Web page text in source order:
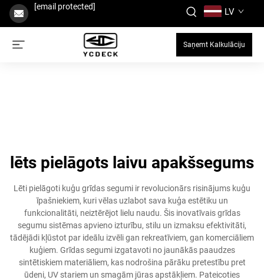
[email protected] LV
Saņemt Kalkulāciju
lēts pielāgots laivu apakšsegums
Lēti pielāgoti kuģu grīdas segumi ir revolucionārs risinājums kuģu
īpašniekiem, kuri vēlas uzlabot sava kuģa estētiku un
funkcionalitāti, neiztērējot lielu naudu. Šis inovatīvais grīdas
segumu sistēmas apvieno izturību, stilu un izmaksu efektivitāti,
tādējādi kļūstot par ideālu izvēli gan rekreatīviem, gan komerciāliem
kuģiem. Grīdas segumi izgatavoti no jaunākās paaudzes
sintētiskiem materiāliem, kas nodrošina pārāku pretestību pret
ūdeni, UV stariem un smagām jūras apstākļiem. Pateicoties